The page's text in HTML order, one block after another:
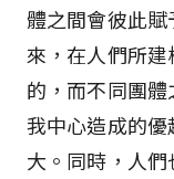
體之間會彼此
來，在人們所
的，而不同團
我中心造成的
大。同時，人